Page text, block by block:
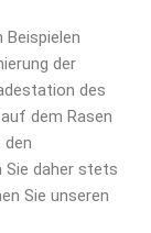
Beispielen
der
des
dem Rasen
Sie daher stets
Sie unseren